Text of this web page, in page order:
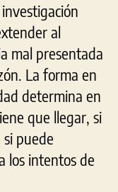
al
mal presentada
La forma en
determina en
que llegar, si
puede
los intentos de